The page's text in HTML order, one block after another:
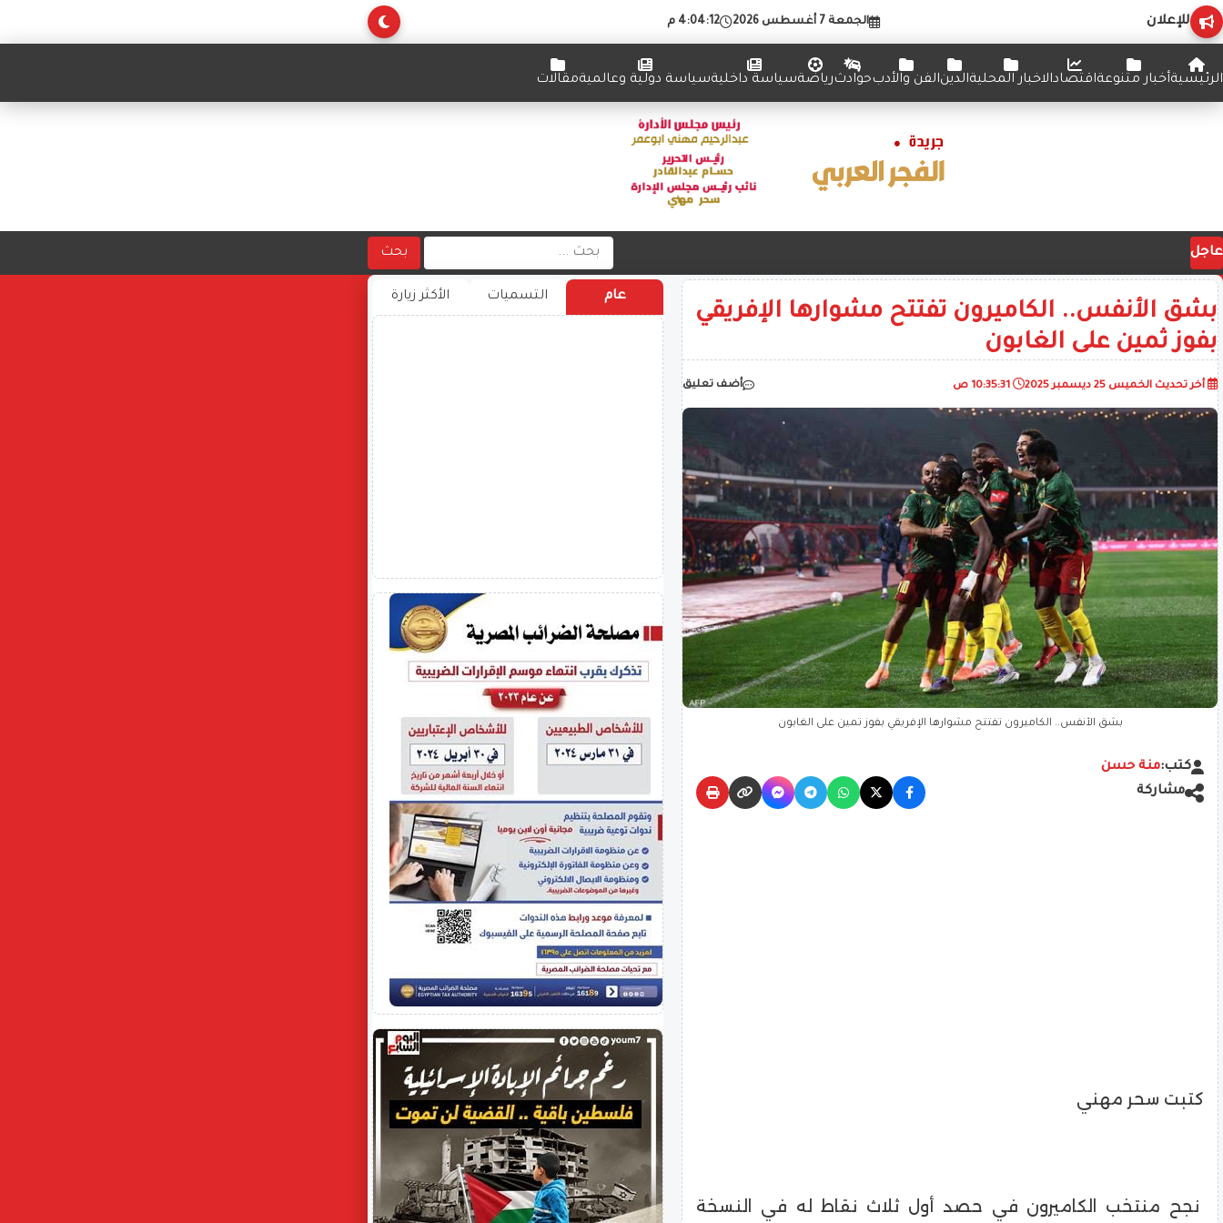
للإعلان الجمعة 7 أغسطس 2026 4:04:12 م
الرئيسيةأخبار متنوعةاقتصادالاخبار المحليةالدينالفن والأدبحوادثرياضةسياسة داخليةسياسة دولية وعالميةمقالات
عاجل بحث
بشق الأنفس.. الكاميرون تفتتح مشوارها الإفريقي
بفوز ثمين على الغابون
أخر تحديث الخميس 25 ديسمبر 2025 أضف تعليق
بشق الأنفس.. الكاميرون تفتتح مشوارها الإفريقي بفوز ثمين على الغابون
كتب:منة حسن
مشاركة
كتبت سحر مهني
نجح منتخب الكاميرون في حصد أول ثلاث نقاط له في النسخة
عام التسميات الأكثر زيارة